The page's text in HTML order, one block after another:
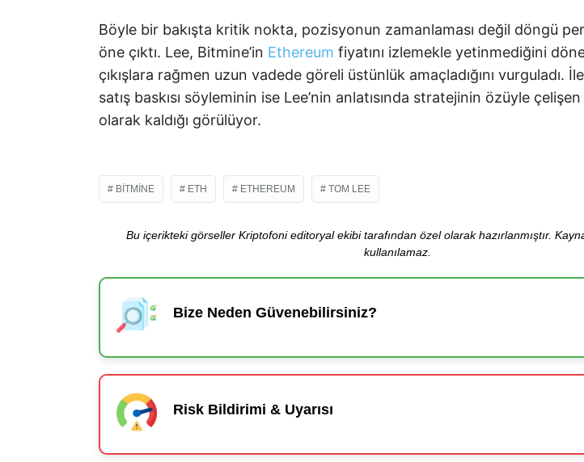
Böyle bir bakışta kritik nokta, pozisyonun zamanlaması değil döngü
öne çıktı. Lee, Bitmine’in Ethereum fiyatını izlemekle yetinmediğini
çıkışlara rağmen uzun vadede göreli üstünlük amaçladığını vurguladı.
satış baskısı söyleminin ise Lee’nin anlatısında stratejinin özüyle
olarak kaldığı görülüyor.
BITMINE ETH ETHEREUM TOM LEE
Bu içerikteki görseller Kriptofoni editoryal ekibi tarafından özel olarak hazırlanmıştır.
kullanılamaz.
Bize Neden Güvenebilirsiniz?
Risk Bildirimi & Uyarısı